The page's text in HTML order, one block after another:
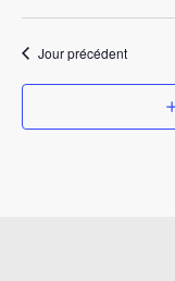
Jour précédent